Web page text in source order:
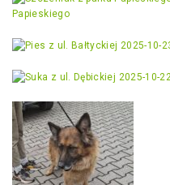
Papieskiego
2025-10-
2025-10-